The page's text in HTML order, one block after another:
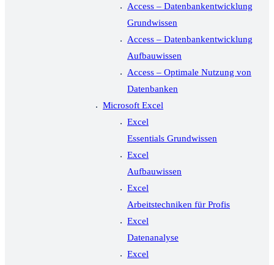
Access – Datenbankentwicklung
Grundwissen
Access – Datenbankentwicklung
Aufbauwissen
Access – Optimale Nutzung von
Datenbanken
Microsoft Excel
Excel
Essentials Grundwissen
Excel
Aufbauwissen
Excel
Arbeitstechniken für Profis
Excel
Datenanalyse
Excel